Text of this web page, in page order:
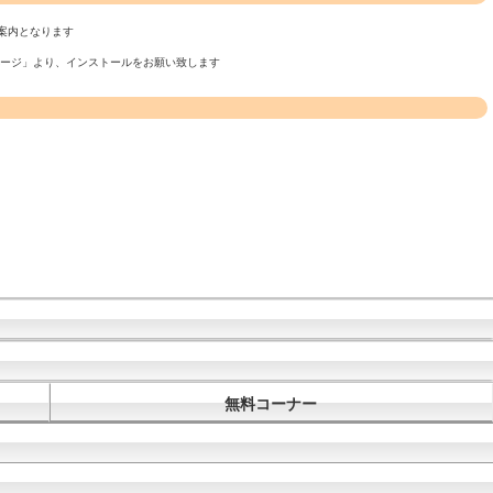
内となります
ジ」より、インストールをお願い致します
無料コーナー